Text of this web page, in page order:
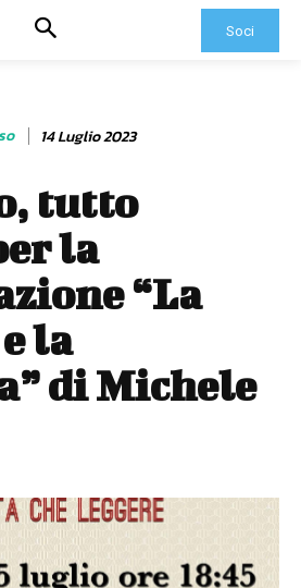
Soci
14 Luglio 2023
tutto
la
“La
la
di Michele